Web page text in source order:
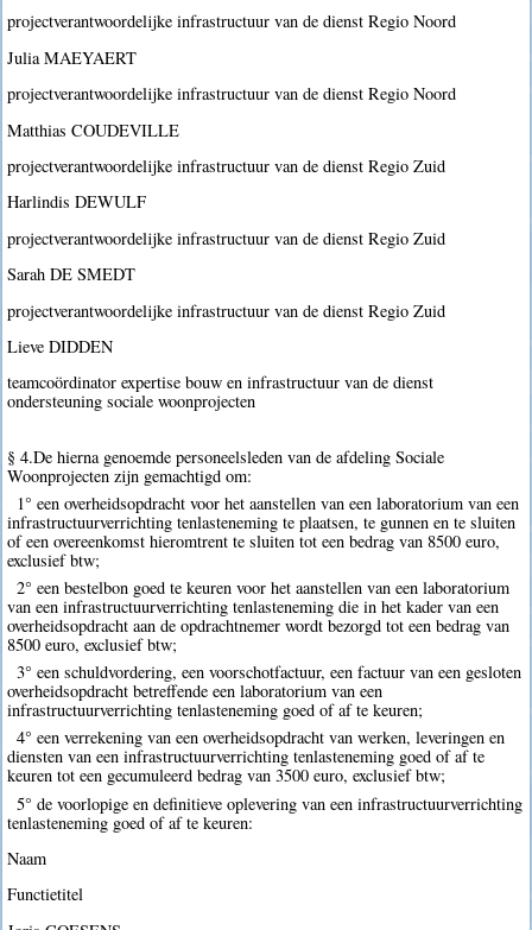
projectverantwoordelijke infrastructuur van de dienst Regio Noord
Julia MAEYAERT
projectverantwoordelijke infrastructuur van de dienst Regio Noord
Matthias COUDEVILLE
projectverantwoordelijke infrastructuur van de dienst Regio Zuid
Harlindis DEWULF
projectverantwoordelijke infrastructuur van de dienst Regio Zuid
Sarah DE SMEDT
projectverantwoordelijke infrastructuur van de dienst Regio Zuid
Lieve DIDDEN
teamcoördinator expertise bouw en infrastructuur van de dienst
ondersteuning sociale woonprojecten
§ 4.De hierna genoemde personeelsleden van de afdeling Sociale
Woonprojecten zijn gemachtigd om:
1° een overheidsopdracht voor het aanstellen van een laboratorium van een
infrastructuurverrichting tenlasteneming te plaatsen, te gunnen en te sluiten
of een overeenkomst hieromtrent te sluiten tot een bedrag van 8500 euro,
exclusief btw;
2° een bestelbon goed te keuren voor het aanstellen van een laboratorium
van een infrastructuurverrichting tenlasteneming die in het kader van een
overheidsopdracht aan de opdrachtnemer wordt bezorgd tot een bedrag van
8500 euro, exclusief btw;
3° een schuldvordering, een voorschotfactuur, een factuur van een gesloten
overheidsopdracht betreffende een laboratorium van een
infrastructuurverrichting tenlasteneming goed of af te keuren;
4° een verrekening van een overheidsopdracht van werken, leveringen en
diensten van een infrastructuurverrichting tenlasteneming goed of af te
keuren tot een gecumuleerd bedrag van 3500 euro, exclusief btw;
5° de voorlopige en definitieve oplevering van een infrastructuurverrichting
tenlasteneming goed of af te keuren:
Naam
Functietitel